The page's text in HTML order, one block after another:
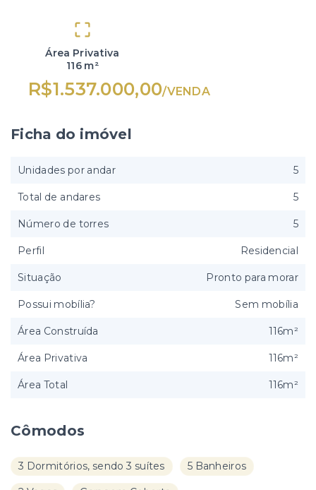
Área Privativa
116 m²
R$1.537.000,00/VENDA
Cômodos
3 Dormitórios, sendo 3 suítes 5 Banheiros
Ficha do imóvel
Unidades por andar 5
Total de andares 5
Número de torres 5
Perfil Residencial
Situação Pronto para morar
Possui mobília? Sem mobília
Área Construída 116m²
Área Privativa 116m²
Área Total 116m²